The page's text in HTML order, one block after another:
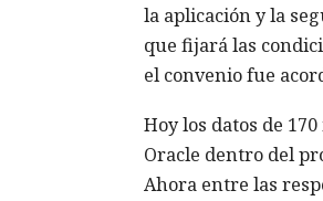
la aplicación y la
que fijará las
el convenio fue
Hoy los datos de
Oracle dentro del
Ahora entre las